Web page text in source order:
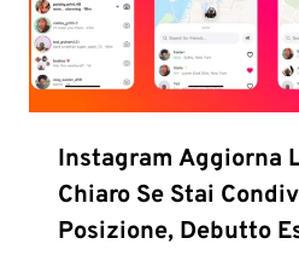
Instagram Aggiorna
Chiaro Se Stai
Posizione, Debutto